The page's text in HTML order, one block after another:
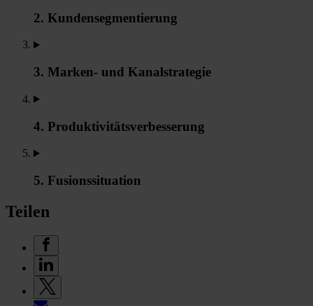
2. Kundensegmentierung
3. Marken- und Kanalstrategie
4. Produktivitätsverbesserung
5. Fusionssituation
Teilen